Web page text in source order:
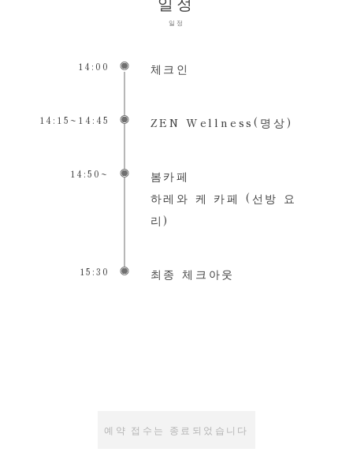
일정
14:00 체크인
14:15~14:45 ZEN Wellness(명상)
14:50~
봄카페
하레와 케 카페 (선방 요
리)
15:30 최종 체크아웃
예약 접수는 종료되었습니다